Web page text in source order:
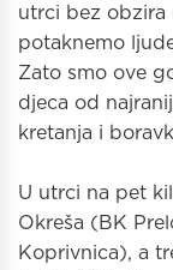
utrci bez obzira
potaknemo
Zato smo ove
djeca od
kretanja i
U utrci na pet
Okreša (BK
Koprivnica), a